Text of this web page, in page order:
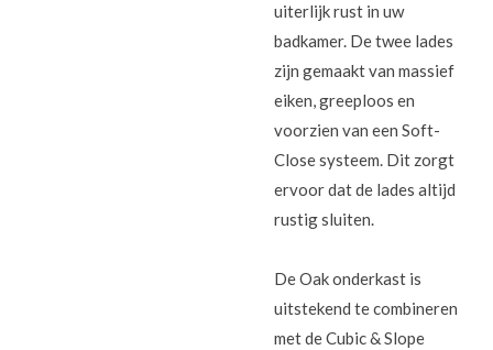
uiterlijk rust in uw
badkamer. De twee lades
zijn gemaakt van massief
eiken, greeploos en
voorzien van een Soft-
Close systeem. Dit zorgt
ervoor dat de lades altijd
rustig sluiten.
De Oak onderkast is
uitstekend te combineren
met de Cubic & Slope